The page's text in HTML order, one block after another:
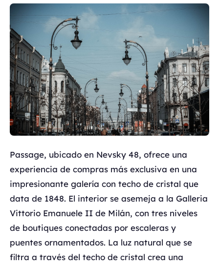
Passage, ubicado en Nevsky 48, ofrece una
experiencia de compras más exclusiva en una
impresionante galería con techo de cristal que
data de 1848. El interior se asemeja a la Galleria
Vittorio Emanuele II de Milán, con tres niveles
de boutiques conectadas por escaleras y
puentes ornamentados. La luz natural que se
filtra a través del techo de cristal crea una